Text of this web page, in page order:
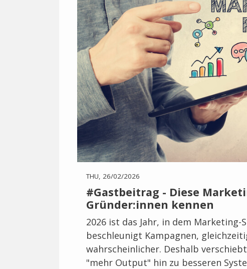
THU, 26/02/2026
#Gastbeitrag - Diese
Gründer:innen kennen
2026 ist das Jahr, in dem Marketing-
beschleunigt Kampagnen,
wahrscheinlicher. Deshalb
"mehr Output" hin zu besseren